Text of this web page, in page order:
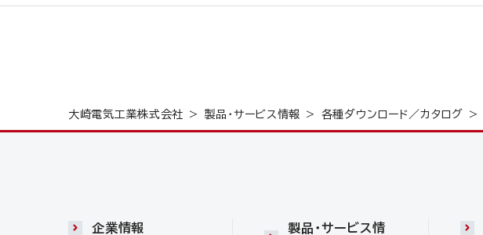
大崎電気工業株式会社 製品・サービス情報 各種ダウンロード／カタログ
企業情報
製品・サービス情